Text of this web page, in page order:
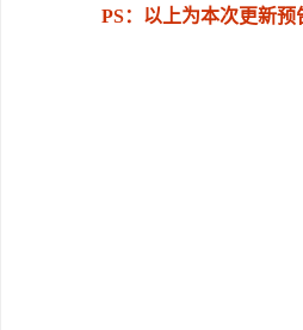
PS： 以上为本次更新